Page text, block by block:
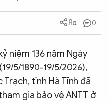
0
niệm 136 năm Ngày
5/1890-19/5/2026),
Trạch, tỉnh Hà Tĩnh đã
gia bảo vệ ANTT ở